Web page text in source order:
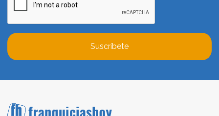
Suscríbete